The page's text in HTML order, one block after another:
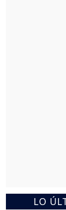
LO